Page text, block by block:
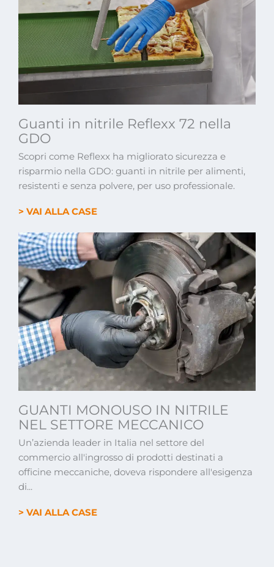
Guanti in nitrile Reflexx 72 nella
GDO
Scopri come Reflexx ha migliorato sicurezza e
risparmio nella GDO: guanti in nitrile per alimenti,
resistenti e senza polvere, per uso professionale.
> VAI ALLA CASE
GUANTI MONOUSO IN NITRILE
NEL SETTORE MECCANICO
Un’azienda leader in Italia nel settore del
commercio all'ingrosso di prodotti destinati a
officine meccaniche, doveva rispondere all'esigenza
di...
> VAI ALLA CASE